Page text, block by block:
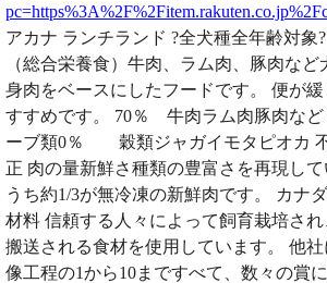
アカナ ランチランド ?全犬種全年齢対象
（総合栄養食）牛肉、ラム肉、豚肉な
身肉をベースにしたフードです。 便が
すすめです。 70％ 牛肉ラム肉豚肉な
ーブ類0％ 穀類ジャガイモタピオカ
正 肉の量新鮮さ種類の豊富さを再現し
うち約1/3が無冷凍の新鮮肉です。 カナ
材料 信頼する人々によって飼育栽培さ
搬送される食材を使用しています。 他
像工程の1から10まですべて、数々の賞